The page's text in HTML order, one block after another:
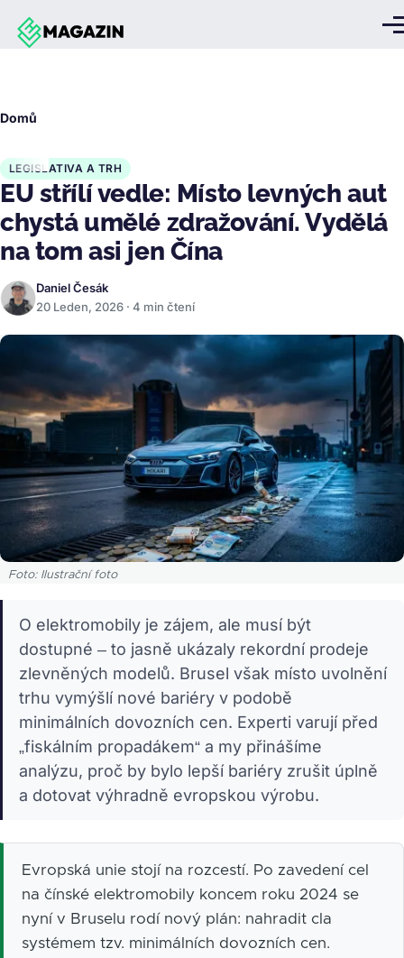
Přejít k hlavnímu obsahu
Domů
LEGISLATIVA A TRH
EU střílí vedle: Místo levných aut
chystá umělé zdražování. Vydělá
na tom asi jen Čína
Daniel Česák
20 Leden, 2026 · 4 min čtení
Foto: Ilustrační foto
O elektromobily je zájem, ale musí být
dostupné – to jasně ukázaly rekordní prodeje
zlevněných modelů. Brusel však místo uvolnění
trhu vymýšlí nové bariéry v podobě
minimálních dovozních cen. Experti varují před
„fiskálním propadákem“ a my přinášíme
analýzu, proč by bylo lepší bariéry zrušit úplně
a dotovat výhradně evropskou výrobu.
Evropská unie stojí na rozcestí. Po zavedení cel
na čínské elektromobily koncem roku 2024 se
nyní v Bruselu rodí nový plán: nahradit cla
systémem tzv. minimálních dovozních cen.